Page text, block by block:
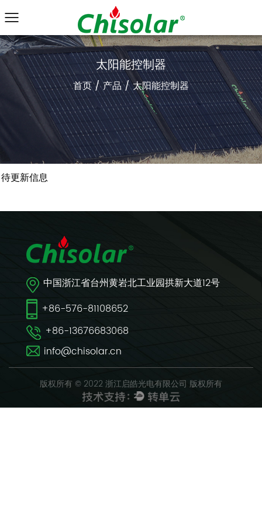
太阳能控制器
首页/产品/太阳能控制器
待更新信息
中国浙江省台州黄岩北工业园拱新大道12号
+86-576-81108652
+86-13676683068
info@chisolar.cn
版权所有 © 2022 浙江启皓光电有限公司 版权所有